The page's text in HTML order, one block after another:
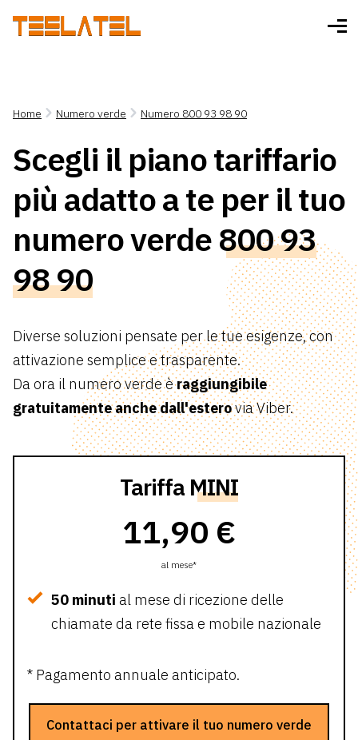
Home Numero verde Numero 800 93 98 90
Scegli il piano tariffario
più adatto a te per il tuo
numero verde800 93
98 90
Diverse soluzioni pensate per le tue esigenze, con
attivazione semplice e trasparente.
Da ora il numero verde èraggiungibile
gratuitamente anche dall'esterovia Viber.
Tariffa MINI
11,90 €
al mese*
50 minuti al mese di ricezione delle
chiamate da rete fissa e mobile nazionale
* Pagamento annuale anticipato.
Contattaci per attivare il tuo numero verde